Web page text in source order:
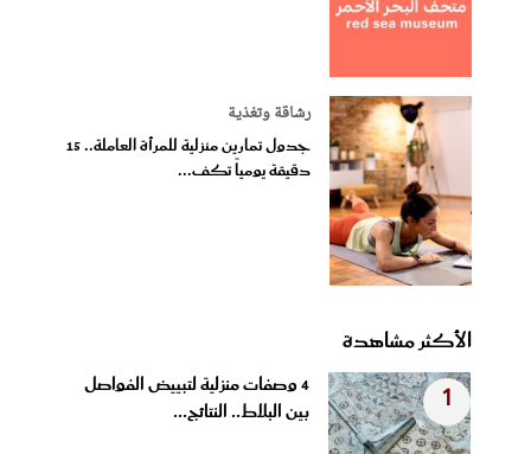
رشاقة وتغذية
جدول تمارين منزلية للمرأة العاملة.. 15
دقيقة يومياً تكف...
الأكثر مشاهدة
1
4 وصفات منزلية لتبييض الفواصل
بين البلاط.. النتائج...